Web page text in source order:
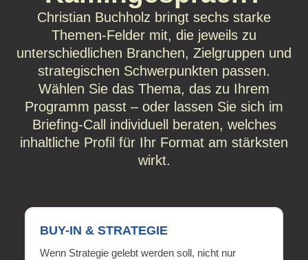
Christian Buchholz bringt sechs starke
Themen-Felder mit, die jeweils zu
unterschiedlichen Branchen, Zielgruppen und
strategischen Schwerpunkten passen.
Wählen Sie das Thema, das zu Ihrem
Programm passt – oder lassen Sie sich im
Briefing-Call individuell beraten, welches
inhaltliche Profil für Ihr Format am stärksten
wirkt.
BUY-IN & STRATEGIE
Wenn Strategie gelebt werden soll, nicht nur